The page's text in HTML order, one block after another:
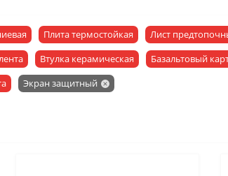
Плита термостойкая Лист
Втулка керамическая Базальтовый
Экран защитный